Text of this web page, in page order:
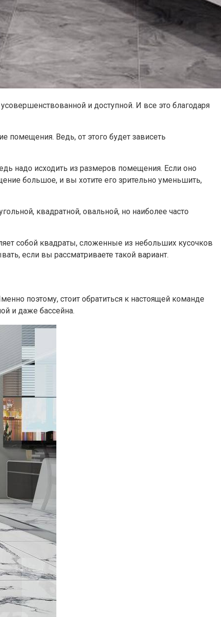
и доступной. И все это благодаря
помещения. Ведь, от этого будет зависеть
надо исходить из размеров помещения. Если оно
большое, и вы хотите его зрительно уменьшить,
квадратной, овальной, но наиболее часто
собой квадраты, сложенные из небольших кусочков
если вы рассматриваете такой вариант.
поэтому, стоит обратиться к настоящей команде
и даже бассейна.